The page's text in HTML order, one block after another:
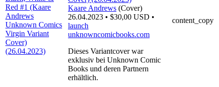
Kaare Andrews (Cover)
26.04.2023 • $30,00 USD •
launch
unknowncomicbooks.com
Dieses Variantcover war
exklusiv bei Unknown Comic
Books und deren Partnern
erhältlich.
content_copy